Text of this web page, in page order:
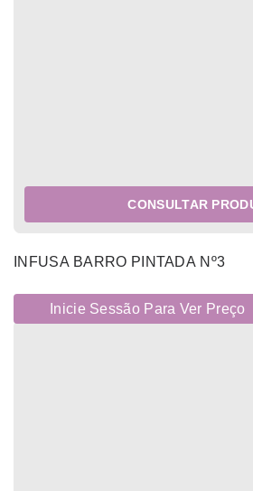
CONSULTAR
INFUSA BARRO PINTADA Nº3
Inicie Sessão Para Ver Preço